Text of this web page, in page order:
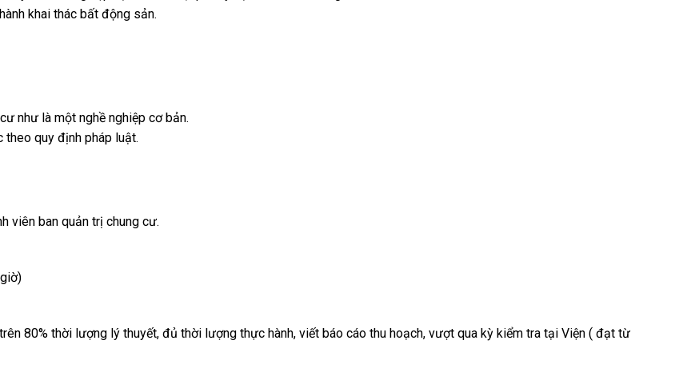
khai thác bất động sản.
như là một nghề nghiệp cơ bản.
theo quy định pháp luật.
viên ban quản trị chung cư.
80% thời lượng lý thuyết, đủ thời lượng thực hành, viết báo cáo thu hoạch, vượt qua kỳ kiểm tra tại Viện ( đạt từ